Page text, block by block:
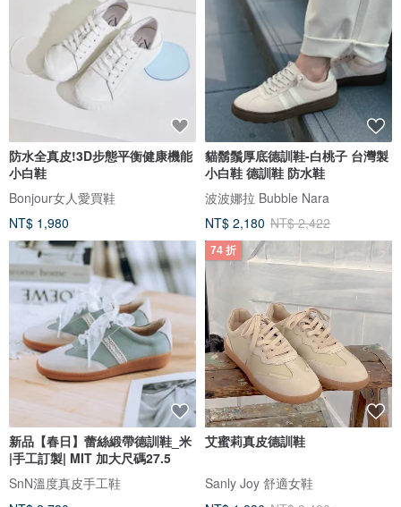
防水全真皮!3D步態平衡健康機能
小白鞋
Bonjour女人愛買鞋
NT$ 1,980
貓鬍鬚厚底德訓鞋-白桃子 台灣製
小白鞋 德訓鞋 防水鞋
波波娜拉 Bubble Nara
NT$ 2,180 NT$ 2,422
新品【春日】蕾絲緞帶德訓鞋_米
|手工訂製| MIT 加大尺碼27.5
SnN溫度真皮手工鞋
74 折
艾蜜莉真皮德訓鞋
Sanly Joy 舒適女鞋